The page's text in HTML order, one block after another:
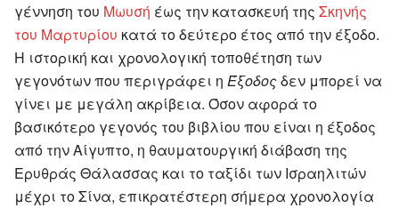
γέννηση του Μωυσή έως την κατασκευή της Σκηνής
του Μαρτυρίου κατά το δεύτερο έτος από την έξοδο.
Η ιστορική και χρονολογική τοποθέτηση των
γεγονότων που περιγράφει η Έξοδοςδεν μπορεί να
γίνει με μεγάλη ακρίβεια. Όσον αφορά το
βασικότερο γεγονός του βιβλίου που είναι η έξοδος
από την Αίγυπτο, η θαυματουργική διάβαση της
Ερυθράς Θάλασσας και το ταξίδι των Ισραηλιτών
μέχρι το Σίνα, επικρατέστερη σήμερα χρονολογία